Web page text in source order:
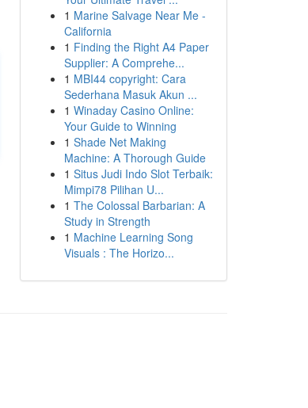
1 Marine Salvage Near Me -
California
1 Finding the Right A4 Paper
Supplier: A Comprehe...
1 MBI44 copyright: Cara
Sederhana Masuk Akun ...
1 Winaday Casino Online:
Your Guide to Winning
1 Shade Net Making
Machine: A Thorough Guide
1 Situs Judi Indo Slot Terbaik:
Mimpi78 Pilihan U...
1 The Colossal Barbarian: A
Study in Strength
1 Machine Learning Song
Visuals : The Horizo...